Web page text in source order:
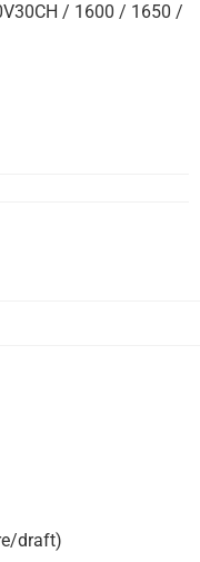
/ 1600 / 1650 /
draft)